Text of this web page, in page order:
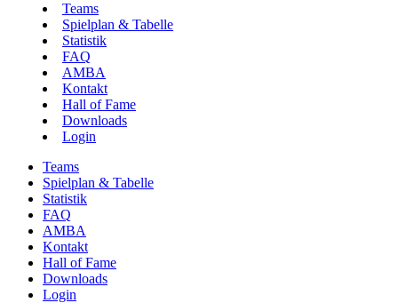
Teams
Spielplan & Tabelle
Statistik
FAQ
AMBA
Kontakt
Hall of Fame
Downloads
Login
Teams
Spielplan & Tabelle
Statistik
FAQ
AMBA
Kontakt
Hall of Fame
Downloads
Login